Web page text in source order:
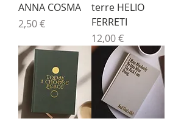
ANNA COSMA
Prix
2,50 €
terre HELIO
FERRETI
Prix
12,00 €